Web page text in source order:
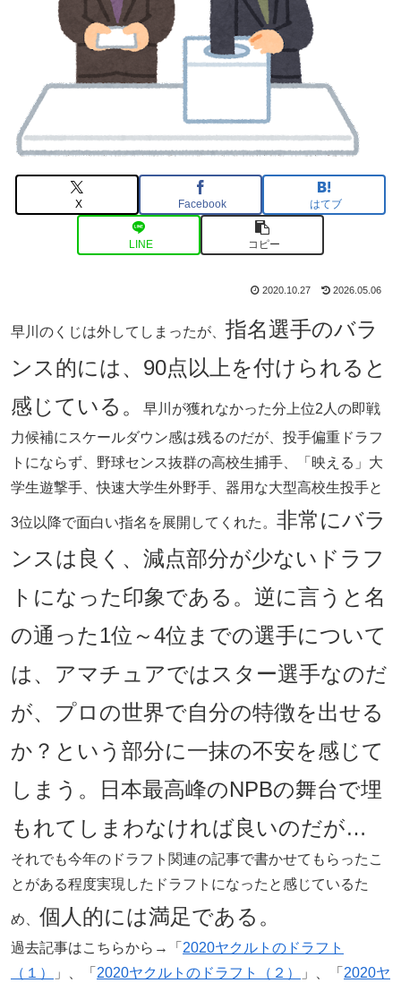
X Facebook はてブ
LINE コピー
2020.10.27 2026.05.06
早川のくじは外してしまったが、 指名選手のバラ
ンス的には、90点以上を付けられると
感じている。
早川が獲れなかった分上位2人の即戦
力候補にスケールダウン感は残るのだが、投手偏重ドラフ
トにならず、野球センス抜群の高校生捕手、「映える」大
学生遊撃手、快速大学生外野手、器用な大型高校生投手と
3位以降で面白い指名を展開してくれた。 非常にバラ
ンスは良く、減点部分が少ないドラフ
トになった印象である。逆に言うと名
の通った1位～4位までの選手について
は、アマチュアではスター選手なのだ
が、プロの世界で自分の特徴を出せる
か？という部分に一抹の不安を感じて
しまう。日本最高峰のNPBの舞台で埋
もれてしまわなければ良いのだが…
それでも今年のドラフト関連の記事で書かせてもらったこ
とがある程度実現したドラフトになったと感じているた
め、 個人的には満足である。
過去記事はこちらから→「 2020ヤクルトのドラフト
（１）
」、「 2020ヤクルトのドラフト（２） 」、「 2020ヤ